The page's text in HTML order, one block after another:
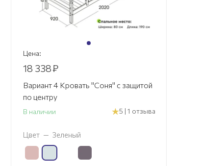
Цена:
18 338₽
Вариант 4 Кровать "Соня" с защитой
по центру
В наличии 5 | 1 отзыва
Цвет — Зеленый